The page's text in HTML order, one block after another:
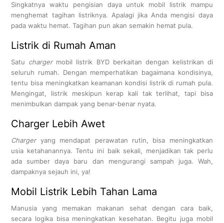
Singkatnya waktu pengisian daya untuk mobil listrik mampu
menghemat tagihan listriknya. Apalagi jika Anda mengisi daya
pada waktu hemat. Tagihan pun akan semakin hemat pula.
Listrik di Rumah Aman
Satu chargermobil listrik BYD berkaitan dengan kelistrikan di
seluruh rumah. Dengan memperhatikan bagaimana kondisinya,
tentu bisa meningkatkan keamanan kondisi listrik di rumah pula.
Mengingat, listrik meskipun kerap kali tak terlihat, tapi bisa
menimbulkan dampak yang benar-benar nyata.
Charger Lebih Awet
Chargeryang mendapat perawatan rutin, bisa meningkatkan
usia ketahanannya. Tentu ini baik sekali, menjadikan tak perlu
ada sumber daya baru dan mengurangi sampah juga. Wah,
dampaknya sejauh ini, ya!
Mobil Listrik Lebih Tahan Lama
Manusia yang memakan makanan sehat dengan cara baik,
secara logika bisa meningkatkan kesehatan. Begitu juga mobil